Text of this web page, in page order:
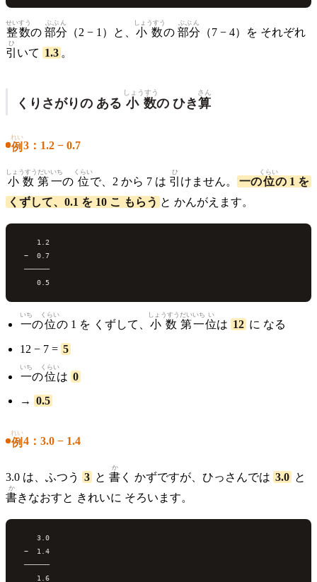
整数
せいすう
の 部分
ぶぶん
（2 − 1）と、 小数
しょうすう
の 部分
ぶぶん
（7 − 4）を それぞれ
引
ひ
いて 1.3 。
くりさがりの ある 小数
しょうすう
の ひき算
さん
例
れい
3：1.2 − 0.7
小数第
しょうすうだい
一
いち
の 位
くらい
で、2 から 7 は 引
ひ
けません。 一の位
くらい
の 1 を
くずして、0.1 を 10 こ もらう と かんがえます。
    1.2
−  0.7
──────
一
いち
の位
くらい
の 1 を くずして、 小数
しょうすう
第
だい
一
いち
位
い
は 12 に なる
12 − 7 = 5
一
いち
の位
くらい
は 0
→ 0.5
例
れい
4：3.0 − 1.4
3.0 は、ふつう 3 と 書
か
く かずですが、ひっさんでは 3.0 と
書
か
きなおすと きれいに そろいます。
    3.0
−  1.4
──────